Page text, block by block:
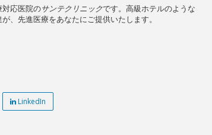
応医院のサンテクリニックです。高級ホテルのような
、先進医療をあなたにご提供いたします。
LinkedIn